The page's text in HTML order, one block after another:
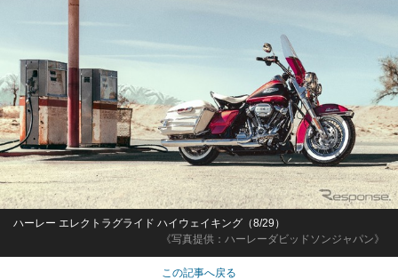
《写真提供：ハーレーダビッドソンジャパン》
ハーレー エレクトラグライド ハイウェイキング（8/29）
この記事へ戻る